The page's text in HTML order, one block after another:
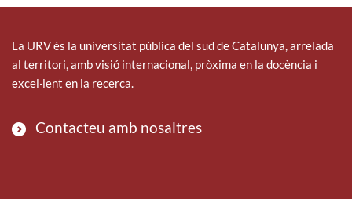
La URV és la universitat pública del sud de Catalunya, arrelada
al territori, amb visió internacional, pròxima en la docència i
excel·lent en la recerca.
Contacteu amb nosaltres